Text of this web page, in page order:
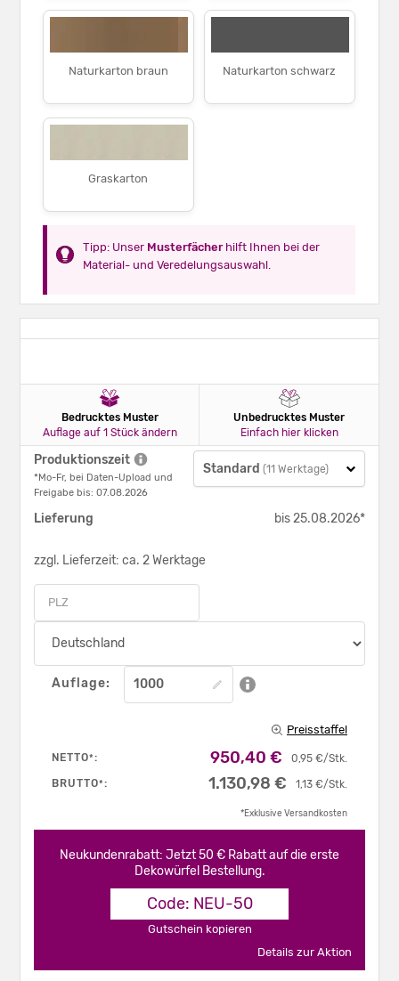
Naturkarton braun Naturkarton schwarz
Graskarton
Tipp: Unser Musterfächerhilft Ihnen bei der
Material- und Veredelungsauswahl.
Bedrucktes Muster
Auflage auf 1 Stück ändern
Unbedrucktes Muster
Einfach hier klicken
Produktionszeit
*Mo-Fr, bei Daten-Upload und
Freigabe bis: 07.08.2026
Standard (11 Werktage)
Lieferung bis 25.08.2026*
zzgl. Lieferzeit: ca. 2 Werktage
Auflage:
Preisstaffel
NETTO*: 0,95 €/Stk.
950,40 €
BRUTTO*: 1,13 €/Stk.
1.130,98 €
*Exklusive Versandkosten
Neukundenrabatt: Jetzt 50 € Rabatt auf die erste
Dekowürfel Bestellung.
Code: NEU-50
Gutschein kopieren
Details zur Aktion